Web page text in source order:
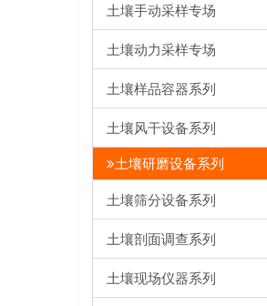
土壤手动采样专场
土壤动力采样专场
土壤样品容器系列
土壤风干设备系列
土壤研磨设备系列
土壤筛分设备系列
土壤剖面调查系列
土壤现场仪器系列